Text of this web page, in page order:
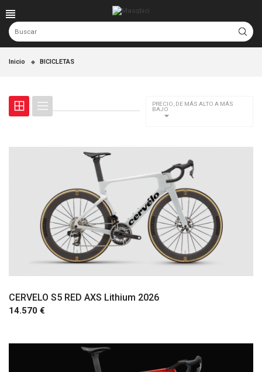
Inicio BICICLETAS
PRECIO, DE MÁS ALTO A MÁS
BAJO

CERVELO S5 RED AXS Lithium 2026
14.570 €